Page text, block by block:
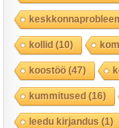
kollid(10)
koostöö(47)
kummitused(16)
leedu kirjandus (1)